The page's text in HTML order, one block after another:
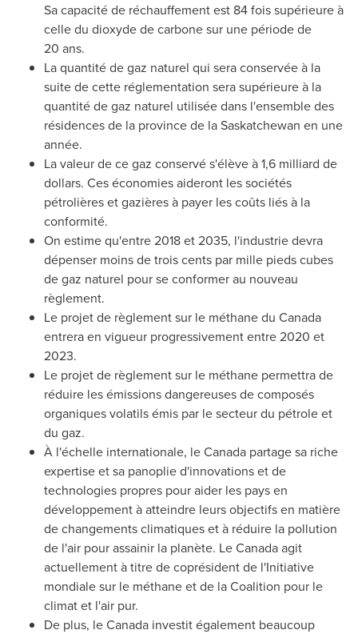
Sa capacité de réchauffement est 84 fois supérieure à
celle du dioxyde de carbone sur une période de
20 ans.
La quantité de gaz naturel qui sera conservée à la
suite de cette réglementation sera supérieure à la
quantité de gaz naturel utilisée dans l'ensemble des
résidences de la province de laSaskatchewan en une
année.
La valeur de ce gaz conservé s'élève à 1,6 milliard de
dollars. Ces économies aideront les sociétés
pétrolières et gazières à payer les coûts liés à la
conformité.
On estime qu'entre2018 et2035, l'industrie devra
dépenser moins de trois cents par mille pieds cubes
de gaz naturel pour se conformer au nouveau
règlement.
Le projet de règlement sur le méthane du Canada
entrera en vigueur progressivement entre2020 et
2023.
Le projet de règlement sur le méthane permettra de
réduire les émissions dangereuses de composés
organiques volatils émis par le secteur du pétrole et
du gaz.
À l'échelle internationale, le Canada partage sa riche
expertise et sa panoplie d'innovations et de
technologies propres pour aider les pays en
développement à atteindre leurs objectifs en matière
de changements climatiques et à réduire la pollution
de l'air pour assainir la planète. Le Canadaagit
actuellement à titre de coprésident de l'Initiative
mondiale sur le méthane et de la Coalition pour le
climat et l'air pur.
De plus, le Canada investit également beaucoup